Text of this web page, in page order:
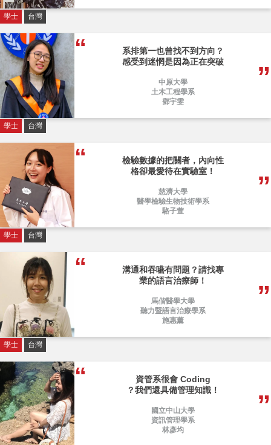
學士 台灣
系排第一也曾找不到方向？
感受到迷惘是因為正在突破
中原大學
土木工程學系
鄧宇雯
學士 台灣
檢驗數據的把關者，內向性
格卻最愛待在實驗室！
慈濟大學
醫學檢驗生物技術學系
駱子萱
學士 台灣
溝通和吞嚥有問題？請找專
業的語言治療師！
馬偕醫學大學
聽力暨語言治療學系
施惠薰
學士 台灣
資管系很會 Coding
？我們還具備管理知識！
國立中山大學
資訊管理學系
林彥均